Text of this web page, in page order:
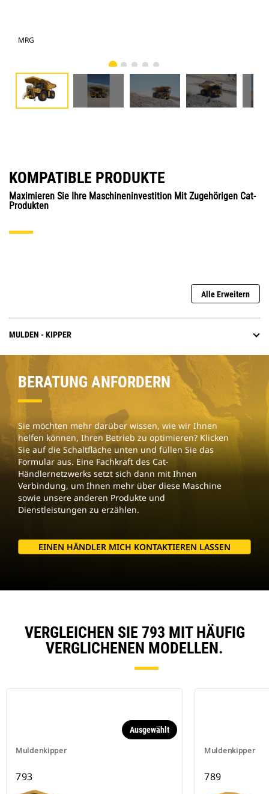
MRG
KOMPATIBLE PRODUKTE
Maximieren Sie Ihre Maschineninvestition Mit Zugehörigen Cat-
Produkten
Alle Erweitern
MULDEN - KIPPER
BERATUNG ANFORDERN
Sie möchten mehr darüber wissen, wie wir Ihnen
helfen können, Ihren Betrieb zu optimieren? Klicken
Sie auf die Schaltfläche unten und füllen Sie das
Formular aus. Eine Fachkraft des Cat-
Händlernetzwerks setzt sich dann mit Ihnen
Verbindung, um Ihnen mehr über diese Maschine
sowie unsere anderen Produkte und
Dienstleistungen zu erzählen.
EINEN HÄNDLER MICH KONTAKTIEREN LASSEN
VERGLEICHEN SIE 793 MIT HÄUFIG
VERGLICHENEN MODELLEN.
Muldenkipper
Ausgewählt
793
Muldenkipper
789